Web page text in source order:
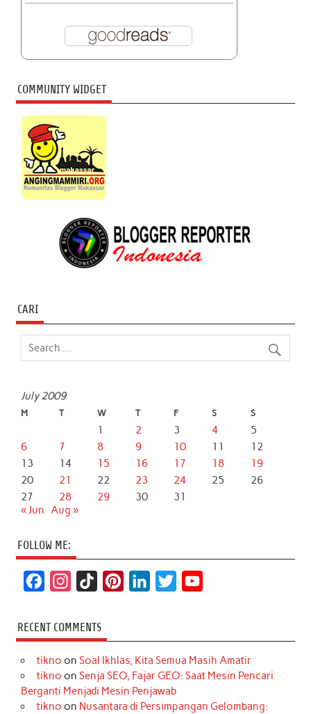
COMMUNITY WIDGET
CARI
July 2009
M T W T F S S
1 2 3 4
5
6
7 8 9 10 11
12
13
14 15 16 17 18
19
20
21 22 23 24 25
26
27
28 29 30
31
« Jun Aug »
FOLLOW ME:
c
e
b
o
s
t
a
r
k
T
o
k
t
e
r
e
k
e
d
I
t
t
r
T
u
e
RECENT COMMENTS
tikno on Soal Ikhlas, Kita Semua Masih Amatir
tikno on Senja SEO, Fajar GEO: Saat Mesin Pencari
Berganti Menjadi Mesin Penjawab
tikno on Nusantara di Persimpangan Gelombang: